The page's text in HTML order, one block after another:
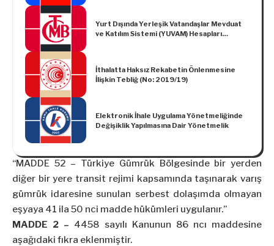
2016 Yıllarına Ait Bilanço ve Netice
Hesaplarının Tasvip Edildiğine İlişkin Karar
Yurt Dışında Yerleşik Vatandaşlar Mevduat
ve Katılım Sistemi (YUVAM) Hesapları
İthalatta Haksız Rekabetin Önlenmesine
İlişkin Tebliğ (No: 2019/19)
Elektronik İhale Uygulama Yönetmeliğinde
Değişiklik Yapılmasına Dair Yönetmelik
“MADDE 52 – Türkiye Gümrük Bölgesinde bir yerden
diğer bir yere transit rejimi kapsamında taşınarak varış
gümrük idaresine sunulan serbest dolaşımda olmayan
eşyaya 41 ila 50 nci madde hükümleri uygulanır.”
MADDE 2 – 4458 sayılı Kanunun 86 ncı maddesine
aşağıdaki fıkra eklenmiştir.